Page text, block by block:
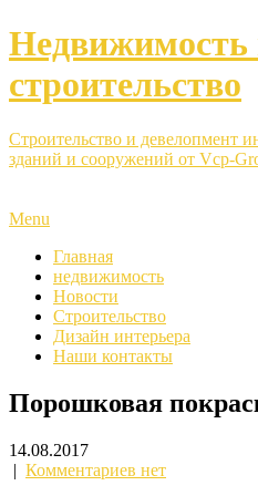
Недвижимость
строительство
Строительство и девелопмент
зданий и сооружений от Vcp-
Menu
Главная
недвижимость
Новости
Строительство
Дизайн интерьера
Наши контакты
Порошковая
14.08.2017
| Комментариев нет